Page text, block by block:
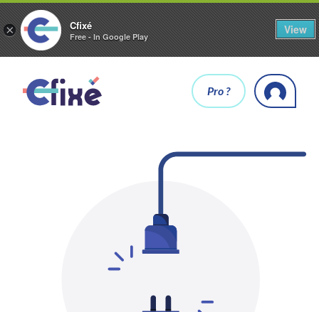
× Cfixé
Free - In Google Play
View
Pro ?